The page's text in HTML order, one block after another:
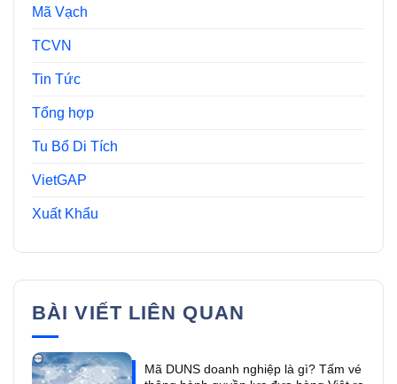
Mã Vạch
TCVN
Tin Tức
Tổng hợp
Tu Bổ Di Tích
VietGAP
Xuất Khẩu
BÀI VIẾT LIÊN QUAN
Mã DUNS doanh nghiệp là gì? Tấm vé